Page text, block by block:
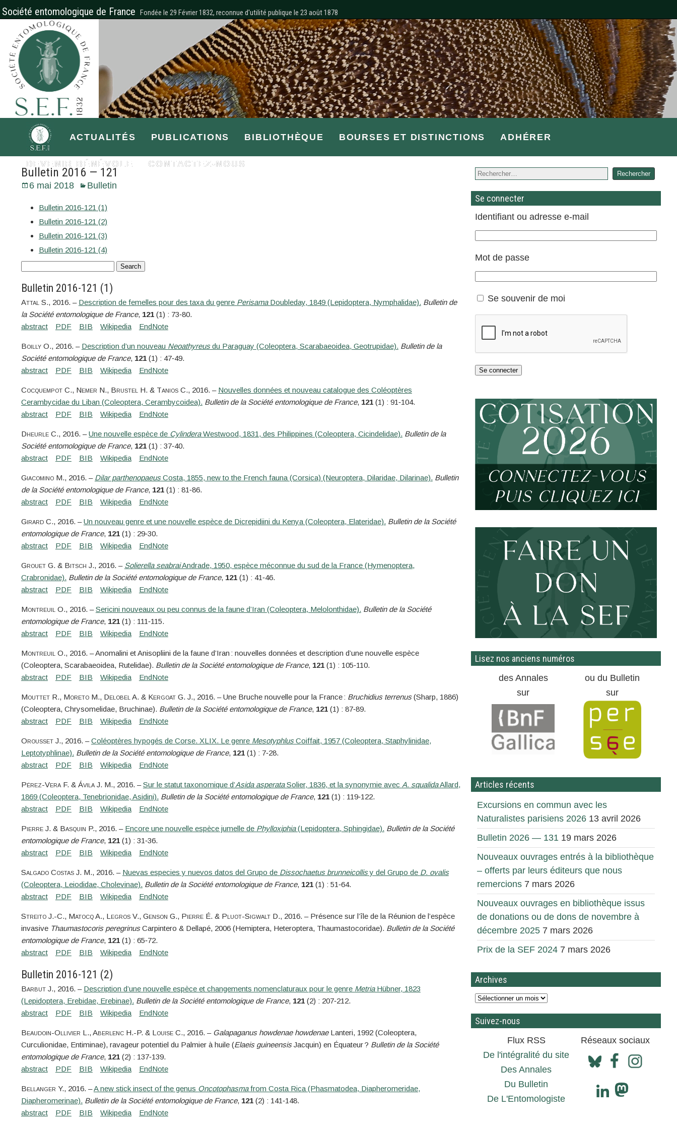
Société entomologique de France Fondée le 29 Février 1832, reconnue d'utilité publique le 23 août 1878
ACTUALITÉS PUBLICATIONS BIBLIOTHÈQUE BOURSES ET DISTINCTIONS ADHÉRER
DEVENIR BÉNÉVOLE CONTACTEZ-NOUS
Bulletin 2016 — 121
6 mai 2018 Bulletin
Bulletin 2016-121 (1)
Bulletin 2016-121 (2)
Bulletin 2016-121 (3)
Bulletin 2016-121 (4)
Bulletin 2016-121 (1)
Attal S., 2016. – Description de femelles pour des taxa du genre PerisamaDoubleday, 1849 (Lepidoptera, Nymphalidae). Bulletin de
la Société entomologique de France, 121(1) : 73‑80.
BoillyO., 2016. – Description d’un nouveau Neoathyreusdu Paraguay (Coleoptera, Scarabaeoidea, Geotrupidae). Bulletin de la
Société entomologique de France, 121(1) : 47‑49.
CocquempotC., Nemer N., Brustel H. & TaniosC., 2016. – Nouvelles données et nouveau catalogue des Coléoptères
Cerambycidae du Liban (Coleoptera, Cerambycoidea). Bulletin de la Société entomologique de France, 121(1) : 91‑104.
DheurleC., 2016. –Une nouvelle espèce de CylinderaWestwood, 1831, des Philippines (Coleoptera, Cicindelidae). Bulletin de la
Société entomologique de France, 121(1) : 37‑40.
GiacominoM., 2016. – Dilar parthenopaeusCosta, 1855, new to the French fauna (Corsica) (Neuroptera, Dilaridae, Dilarinae). Bulletin
de la Société entomologique de France, 121(1) : 81‑86.
GirardC., 2016. –Un nouveau genre et une nouvelle espèce de Dicrepidiini du Kenya (Coleoptera, Elateridae). Bulletin de la Société
entomologique de France, 121(1) : 29‑30.
GrouetG. & Bitsch J., 2016. – Solierella seabraiAndrade, 1950, espèce méconnue du sud de la France (Hymenoptera,
Crabronidae). Bulletin de la Société entomologique de France, 121(1) : 41‑46.
Montreuil O., 2016. –Sericini nouveaux ou peu connus de la faune d’Iran (Coleoptera, Melolonthidae). Bulletin de la Société
entomologique de France, 121(1) : 111‑115.
Montreuil O., 2016. – Anomalini et Anisopliini de la faune d’Iran : nouvelles données et description d’une nouvelle espèce
(Coleoptera, Scarabaeoidea, Rutelidae). Bulletin de la Société entomologique de France, 121(1) : 105‑110.
MouttetR., MoretoM., Delobel A. & KergoatG. J., 2016. – Une Bruche nouvelle pour la France : Bruchidius terrenus(Sharp, 1886)
(Coleoptera, Chrysomelidae, Bruchinae). Bulletin de la Société entomologique de France, 121(1) : 87‑89.
OroussetJ., 2016. –Coléoptères hypogés de Corse. XLIX. Le genre MesotyphlusCoiffait, 1957 (Coleoptera, Staphylinidae,
Leptotyphlinae). Bulletin de la Société entomologique de France, 121(1) : 7‑28.
Pérez-VeraF. & ÁvilaJ. M., 2016. –Sur le statut taxonomique d’Asida asperataSolier, 1836, et la synonymie avec A. squalidaAllard,
1869 (Coleoptera, Tenebrionidae, Asidini). Bulletin de la Société entomologique de France, 121(1) : 119‑122.
PierreJ. & Basquin P., 2016. – Encore une nouvelle espèce jumelle de Phylloxiphia(Lepidoptera, Sphingidae). Bulletin de la Société
entomologique de France, 121(1) : 31‑36.
Salgado CostasJ. M., 2016. – Nuevas especies y nuevos datos del Grupo de Dissochaetus brunneicollisy del Grupo de D. ovalis
(Coleoptera, Leiodidae, Cholevinae). Bulletin de la Société entomologique de France, 121(1) : 51‑64.
StreitoJ.-C., MatocqA., LegrosV., Genson G., PierreÉ. & Pluot-SigwaltD., 2016. – Présence sur l’île de la Réunion de l’espèce
invasive Thaumastocoris peregrinusCarpintero & Dellapé, 2006 (Hemiptera, Heteroptera, Thaumastocoridae). Bulletin de la Société
entomologique de France, 121(1) : 65‑72.
Bulletin 2016-121 (2)
BarbutJ., 2016. – Description d’une nouvelle espèce et changements nomenclaturaux pour le genre MetriaHübner, 1823
(Lepidoptera, Erebidae, Erebinae). Bulletin de la Société entomologique de France, 121(2) : 207‑212.
Beaudoin-Ollivier L., AberlencH.-P. & LouiseC., 2016. – Galapaganus howdenae howdenaeLanteri, 1992 (Coleoptera,
Curculionidae, Entiminae), ravageur potentiel du Palmier à huile (Elaeis guineensisJacquin) en Équateur ? Bulletin de la Société
entomologique de France, 121(2) : 137‑139.
Bellanger Y., 2016. –A new stick insect of the genus Oncotophasmafrom Costa Rica (Phasmatodea, Diapheromeridae,
Diapheromerinae). Bulletin de la Société entomologique de France, 121(2) : 141‑148.
Se connecter
Identifiant ou adresse e-mail
Mot de passe
Se souvenir de moi
Se connecter
Lisez nos anciens numéros
des Annales
ou du Bulletin
sur
sur
Articles récents
Excursions en commun avec les
Naturalistes parisiens 2026 13 avril 2026
Bulletin 2026 — 131 19 mars 2026
Nouveaux ouvrages entrés à la bibliothèque
– offerts par leurs éditeurs que nous
remercions 7 mars 2026
Nouveaux ouvrages en bibliothèque issus
de donations ou de dons de novembre à
décembre 2025 7 mars 2026
Prix de la SEF 2024 7 mars 2026
Archives
Suivez-nous
Flux RSS
Réseaux sociaux
De l'intégralité du site
Des Annales
Du Bulletin
De L'Entomologiste